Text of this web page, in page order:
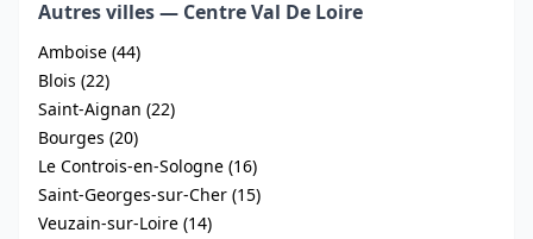
Autres villes — Centre Val De Loire
Amboise (44)
Blois (22)
Saint-Aignan (22)
Bourges (20)
Le Controis-en-Sologne (16)
Saint-Georges-sur-Cher (15)
Veuzain-sur-Loire (14)